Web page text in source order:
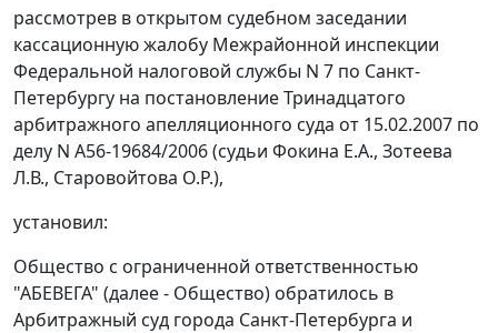
рассмотрев в открытом судебном заседании
кассационную жалобу Межрайонной инспекции
Федеральной налоговой службы N 7 по Санкт-
Петербургу на постановление Тринадцатого
арбитражного апелляционного суда от 15.02.2007 по
делу N А56-19684/2006 (судьи Фокина Е.А., Зотеева
Л.В., Старовойтова О.Р.),
установил:
Общество с ограниченной ответственностью
"АБЕВЕГА" (далее - Общество) обратилось в
Арбитражный суд города Санкт-Петербурга и